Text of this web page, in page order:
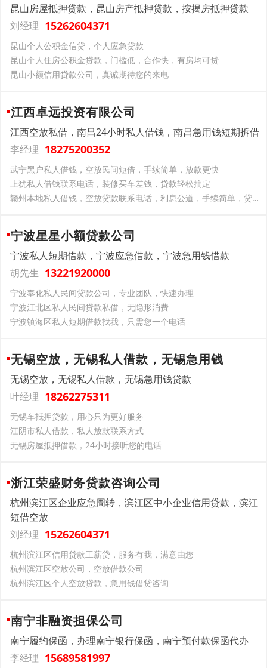
昆山房屋抵押贷款，昆山房产抵押贷款，按揭房抵押贷款
刘经理 15262604371
昆山个人公积金信贷，个人应急贷款
昆山个人住房公积金贷款，门槛低，合作快，有房均可贷
昆山小额信用贷款公司，真诚期待您的来电
江西卓远投资有限公司
江西空放私借，南昌24小时私人借钱，南昌急用钱短期拆借
李经理 18275200352
武宁黑户私人借钱，空放民间短借，手续简单，放款更快
上犹私人借钱联系电话，装修买车差钱，贷款轻松搞定
赣州本地私人借钱，空放贷款联系电话，利息公道，手续简单，贷款无忧
宁波星星小额贷款公司
宁波私人短期借款，宁波应急借款，宁波急用钱借款
胡先生 13221920000
宁波奉化私人民间贷款公司，专业团队，快速办理
宁波江北区私人民间贷款私借，无隐形消费
宁波镇海区私人短期借款找我，只需您一个电话
无锡空放，无锡私人借款，无锡急用钱
无锡空放，无锡私人借款，无锡急用钱贷款
叶经理 18262275311
无锡车抵押贷款，用心只为更好服务
‌江阴市‌私人借款，私人放款联系方式
无锡房屋抵押借款，24小时接听您的电话
浙江荣盛财务贷款咨询公司
杭州滨江区企业应急周转，滨江区中小企业信用贷款，滨江
短借空放
刘经理 15262604371
杭州滨江区信用贷款工薪贷，服务有我，满意由您
杭州滨江区空放公司，空放借款公司
杭州滨江区个人空放贷款，急用钱借贷咨询
南宁非融资担保公司
南宁履约保函，办理南宁银行保函，南宁预付款保函代办
李经理 15689581997